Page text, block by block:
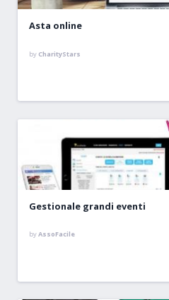
Asta online
by CharityStars
Gestionale grandi eventi
byAssoFacile